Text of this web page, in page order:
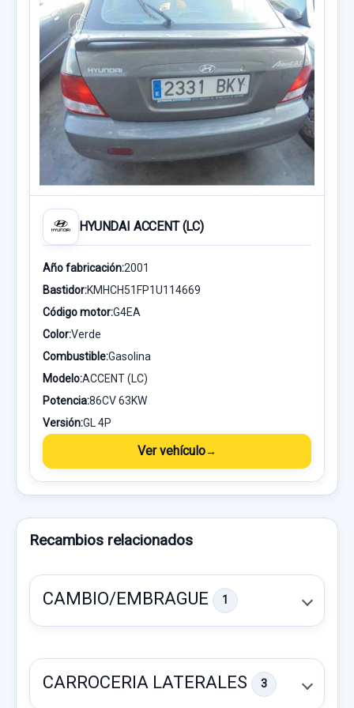
HYUNDAI ACCENT (LC)
Año fabricación:2001
Bastidor:KMHCH51FP1U114669
Código motor:G4EA
Color:Verde
Combustible:Gasolina
Modelo:ACCENT (LC)
Potencia:86CV 63KW
Versión:GL 4P
Ver vehículo
Recambios relacionados
CAMBIO/EMBRAGUE 1
CARROCERIA LATERALES 3